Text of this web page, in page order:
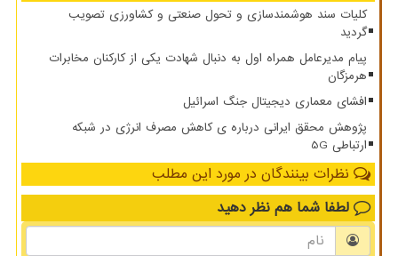
کلیات سند هوشمندسازی و تحول صنعتی و کشاورزی تصویب
گردید
پیام مدیرعامل همراه اول به دنبال شهادت یکی از کارکنان مخابرات
هرمزگان
افشای معماری دیجیتال جنگ اسرائیل
پژوهش محقق ایرانی درباره ی کاهش مصرف انرژی در شبکه
ارتباطی 5G
نظرات بینندگان در مورد این مطلب
لطفا شما هم نظر دهید